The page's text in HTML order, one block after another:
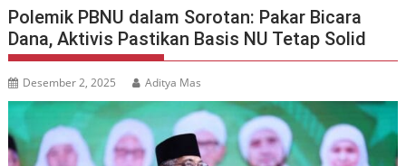
Polemik PBNU dalam Sorotan: Pakar Bicara
Dana, Aktivis Pastikan Basis NU Tetap Solid
Desember 2, 2025 Aditya Mas